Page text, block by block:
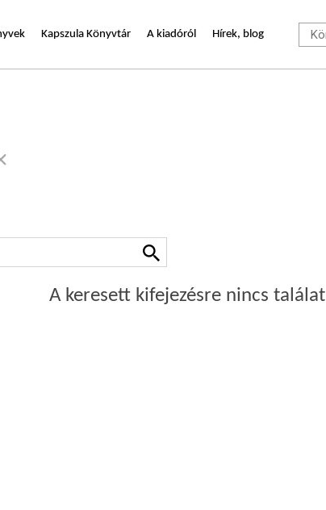
Kapszula Könyvtár A kiadóról Hírek, blog
A keresett kifejezésre nincs találat